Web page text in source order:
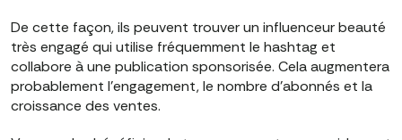
De cette façon, ils peuvent trouver un influenceur beauté
très engagé qui utilise fréquemment le hashtag et
collabore à une publication sponsorisée. Cela augmentera
probablement l'engagement, le nombre d'abonnés et la
croissance des ventes.